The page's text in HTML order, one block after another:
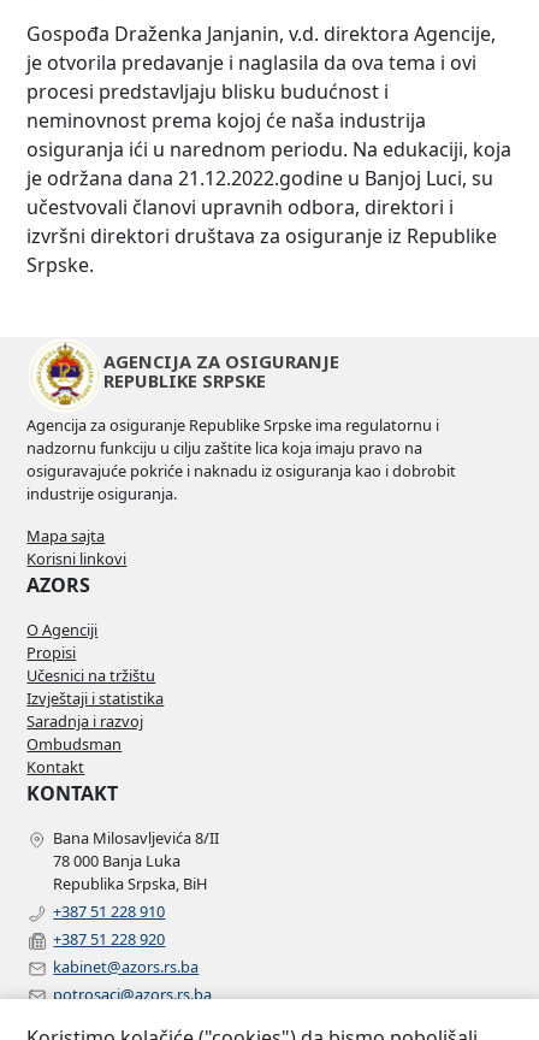
Gospođa Draženka Janjanin, v.d. direktora Agencije,
je otvorila predavanje i naglasila da ova tema i ovi
procesi predstavljaju blisku budućnost i
neminovnost prema kojoj će naša industrija
osiguranja ići u narednom periodu. Na edukaciji, koja
je održana dana 21.12.2022.godine u Banjoj Luci, su
učestvovali članovi upravnih odbora, direktori i
izvršni direktori društava za osiguranje iz Republike
Srpske.
AGENCIJA ZA OSIGURANJE
REPUBLIKE SRPSKE
Agencija za osiguranje Republike Srpske ima regulatornu i
nadzornu funkciju u cilju zaštite lica koja imaju pravo na
osiguravajuće pokriće i naknadu iz osiguranja kao i dobrobit
industrije osiguranja.
Mapa sajta
Korisni linkovi
AZORS
O Agenciji
Propisi
Učesnici na tržištu
Izvještaji i statistika
Saradnja i razvoj
Ombudsman
Kontakt
KONTAKT
Bana Milosavljevića 8/II
78 000 Banja Luka
Republika Srpska, BiH
+387 51 228 910
+387 51 228 920
kabinet@azors.rs.ba
potrosaci@azors.rs.ba